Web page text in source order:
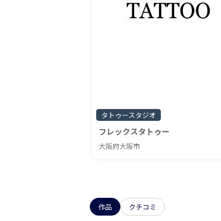
タトゥースタジオ
フレックスタトゥー
大阪府大阪市
作品 クチコミ